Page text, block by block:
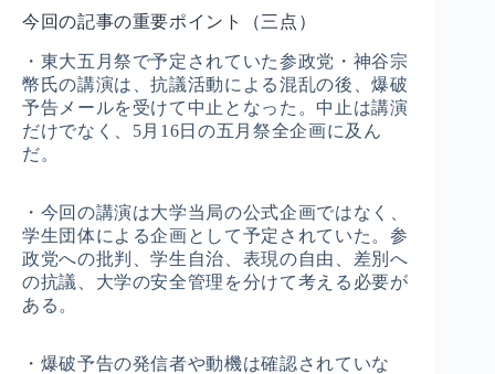
今回の記事の重要ポイント（三点）
・東大五月祭で予定されていた参政党・神谷宗
幣氏の講演は、抗議活動による混乱の後、爆破
予告メールを受けて中止となった。中止は講演
だけでなく、5月16日の五月祭全企画に及ん
だ。
・今回の講演は大学当局の公式企画ではなく、
学生団体による企画として予定されていた。参
政党への批判、学生自治、表現の自由、差別へ
の抗議、大学の安全管理を分けて考える必要が
ある。
・爆破予告の発信者や動機は確認されていな